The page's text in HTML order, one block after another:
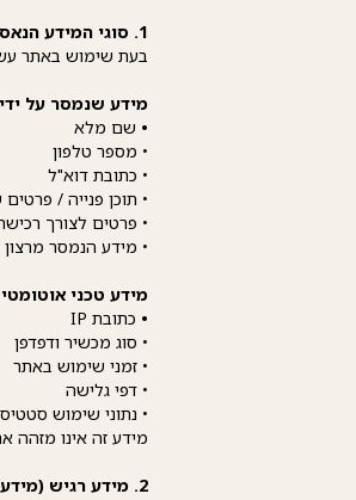
1. סוגי המידע הנאסף
בעת שימוש באתר
מידע שנמסר על
• שם מלא
• מספר טלפון
• כתובת דוא"ל
• תוכן פנייה /
• פרטים לצורך
• מידע הנמסר
מידע טכני אוטומטי
• כתובת IP
• סוג מכשיר ודפדפן
• זמני שימוש באתר
• דפי גלישה
• נתוני שימוש
מידע זה אינו
2. מידע רגיש (מידע הקשור לטיפולים)